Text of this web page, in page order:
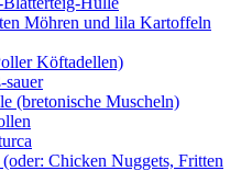
Möhren und lila Kartoffeln
Köftadellen)
sauer
(bretonische Muscheln)
Chicken Nuggets, Fritten